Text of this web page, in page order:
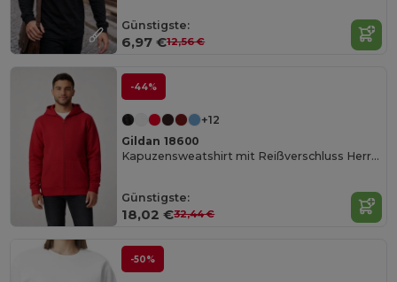
Günstigste:
6,97 €12,56 €
-44%
+12
Gildan 18600
Kapuzensweatshirt mit Reißverschluss Herren
Günstigste:
18,02 €32,44 €
-50%